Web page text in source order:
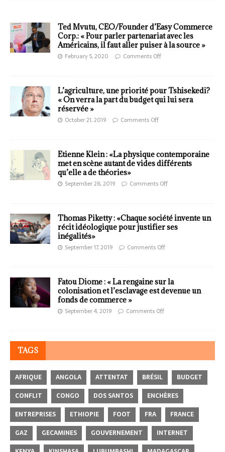
Ted Mvutu, CEO/Founder d’Easy Commerce
Corp.: « Pour parler partenariat avec les
Américains, il faut aller puiser à la source »
February 5, 2020 Comments Off
L’agriculture, une priorité pour Tshisekedi?
« On verra la part du budget qui lui sera
réservée »
October 21, 2019 Comments Off
Etienne Klein : «La physique contemporaine
met en scène autant de vides différents
qu’elle a de théories»
September 28, 2019 Comments Off
Thomas Piketty : «Chaque société invente un
récit idéologique pour justifier ses
inégalités»
September 17, 2019 Comments Off
Fatou Diome : « La rengaine sur la
colonisation et l’esclavage est devenue un
fonds de commerce »
September 4, 2019 Comments Off
TAGS
AFRIQUE ANGOLA ATTENTAT BRÉSIL
BUDGET
CONFLIT
CONGO DOS SANTOS
ENCHÈRES
ENTREPRISES
ETHIOPIE FOOT FRA
FRANCE
GAZ
GECAMINES GOUVERNEMENT
INTERNET